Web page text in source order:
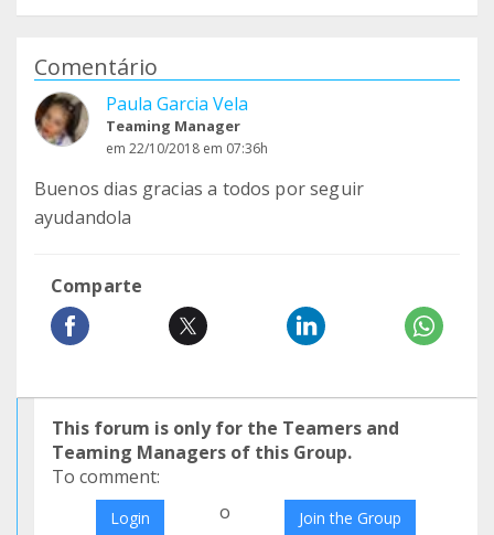
Comentário
Paula Garcia Vela
Teaming Manager
em 22/10/2018 em 07:36h
Buenos dias gracias a todos por seguir
ayudandola
Comparte
This forum is only for the Teamers and
Teaming Managers of this Group.
To comment:
Login o Join the Group